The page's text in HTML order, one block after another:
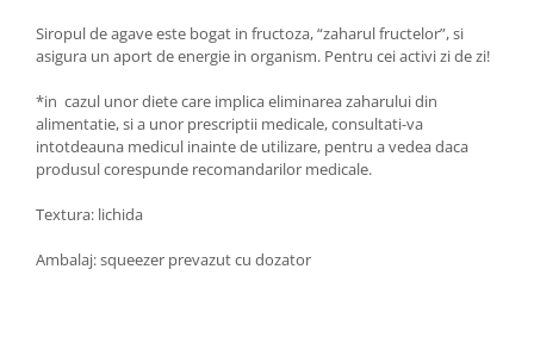
Siropul de agave este bogat in fructoza, “zaharul fructelor”, si
asigura un aport de energie in organism. Pentru cei activi zi de zi!
*in cazul unor diete care implica eliminarea zaharului din
alimentatie, si a unor prescriptii medicale, consultati-va
intotdeauna medicul inainte de utilizare, pentru a vedea daca
produsul corespunde recomandarilor medicale.
Textura: lichida
Ambalaj: squeezer prevazut cu dozator